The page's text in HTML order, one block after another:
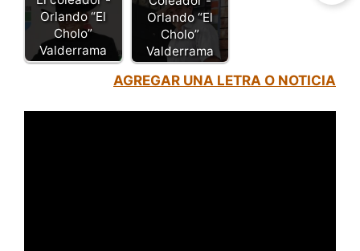
Orlando “El
Cholo”
Valderrama
Orlando “El
Cholo”
Valderrama
AGREGAR UNA LETRA O NOTICIA